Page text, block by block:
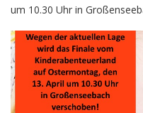
um 10.30 Uhr in